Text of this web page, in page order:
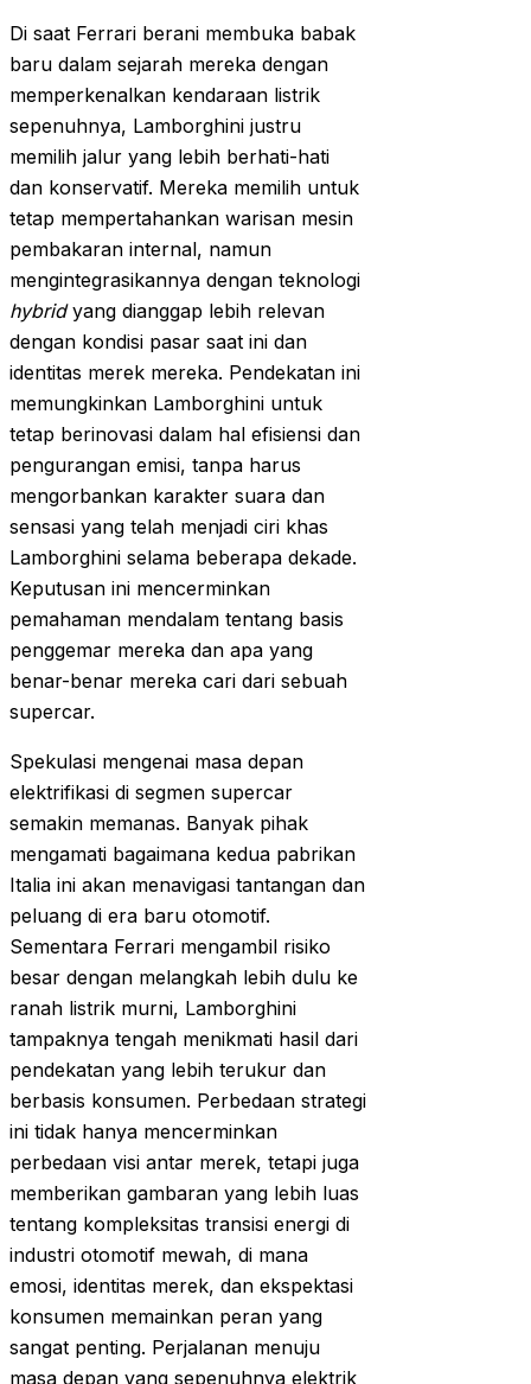
Di saat Ferrari berani membuka babak
baru dalam sejarah mereka dengan
memperkenalkan kendaraan listrik
sepenuhnya, Lamborghini justru
memilih jalur yang lebih berhati-hati
dan konservatif. Mereka memilih untuk
tetap mempertahankan warisan mesin
pembakaran internal, namun
mengintegrasikannya dengan teknologi
hybridyang dianggap lebih relevan
dengan kondisi pasar saat ini dan
identitas merek mereka. Pendekatan ini
memungkinkan Lamborghini untuk
tetap berinovasi dalam hal efisiensi dan
pengurangan emisi, tanpa harus
mengorbankan karakter suara dan
sensasi yang telah menjadi ciri khas
Lamborghini selama beberapa dekade.
Keputusan ini mencerminkan
pemahaman mendalam tentang basis
penggemar mereka dan apa yang
benar-benar mereka cari dari sebuah
supercar.
Spekulasi mengenai masa depan
elektrifikasi di segmen supercar
semakin memanas. Banyak pihak
mengamati bagaimana kedua pabrikan
Italia ini akan menavigasi tantangan dan
peluang di era baru otomotif.
Sementara Ferrari mengambil risiko
besar dengan melangkah lebih dulu ke
ranah listrik murni, Lamborghini
tampaknya tengah menikmati hasil dari
pendekatan yang lebih terukur dan
berbasis konsumen. Perbedaan strategi
ini tidak hanya mencerminkan
perbedaan visi antar merek, tetapi juga
memberikan gambaran yang lebih luas
tentang kompleksitas transisi energi di
industri otomotif mewah, di mana
emosi, identitas merek, dan ekspektasi
konsumen memainkan peran yang
sangat penting. Perjalanan menuju
masa depan yang sepenuhnya elektrik